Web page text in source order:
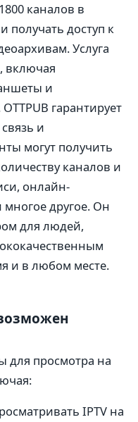
каналов в
получать доступ к
Услуга
включая
и
гарантирует
и
могут получить
каналов и
онлайн-
многое другое. Он
для людей,
и в любом месте.
для просмотра на
IPTV на